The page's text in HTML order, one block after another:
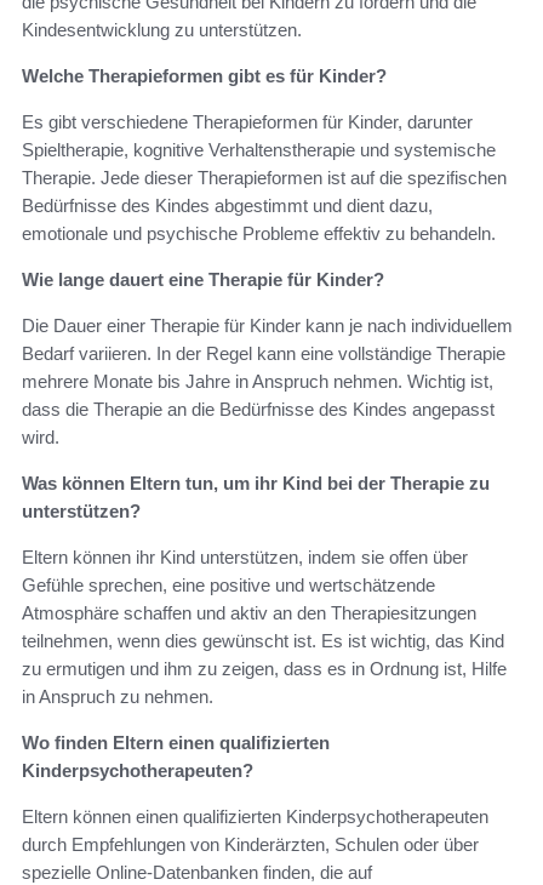
Kindesentwicklung zu unterstützen.
Welche Therapieformen gibt es für Kinder?
Es gibt verschiedene Therapieformen für Kinder, darunter
Spieltherapie, kognitive Verhaltenstherapie und systemische
Therapie. Jede dieser Therapieformen ist auf die spezifischen
Bedürfnisse des Kindes abgestimmt und dient dazu,
emotionale und psychische Probleme effektiv zu behandeln.
Wie lange dauert eine Therapie für Kinder?
Die Dauer einer Therapie für Kinder kann je nach individuellem
Bedarf variieren. In der Regel kann eine vollständige Therapie
mehrere Monate bis Jahre in Anspruch nehmen. Wichtig ist,
dass die Therapie an die Bedürfnisse des Kindes angepasst
wird.
Was können Eltern tun, um ihr Kind bei der Therapie zu
unterstützen?
Eltern können ihr Kind unterstützen, indem sie offen über
Gefühle sprechen, eine positive und wertschätzende
Atmosphäre schaffen und aktiv an den Therapiesitzungen
teilnehmen, wenn dies gewünscht ist. Es ist wichtig, das Kind
zu ermutigen und ihm zu zeigen, dass es in Ordnung ist, Hilfe
in Anspruch zu nehmen.
Wo finden Eltern einen qualifizierten
Kinderpsychotherapeuten?
Eltern können einen qualifizierten Kinderpsychotherapeuten
durch Empfehlungen von Kinderärzten, Schulen oder über
spezielle Online-Datenbanken finden, die auf